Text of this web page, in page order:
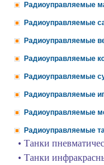
Радиоуправляемые
Радиоуправляемые
Радиоуправляемые
Радиоуправляемые
Радиоуправляемые
Радиоуправляемые
Радиоуправляемые
Радиоуправляемые
• Танки
• Танки